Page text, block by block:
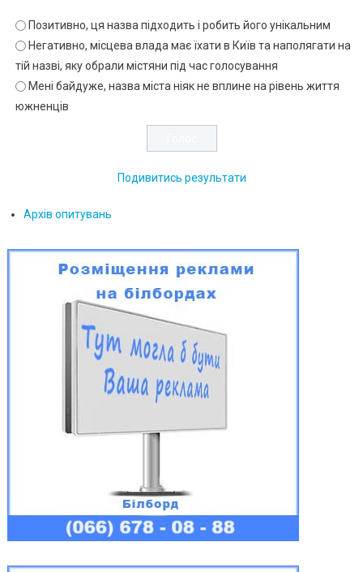
Позитивно, ця назва підходить і робить його унікальним
Негативно, місцева влада має їхати в Київ та наполягати на
тій назві, яку обрали містяни під час голосування
Мені байдуже, назва міста ніяк не вплине на рівень життя
южненців
Подивитись результати
Архів опитувань